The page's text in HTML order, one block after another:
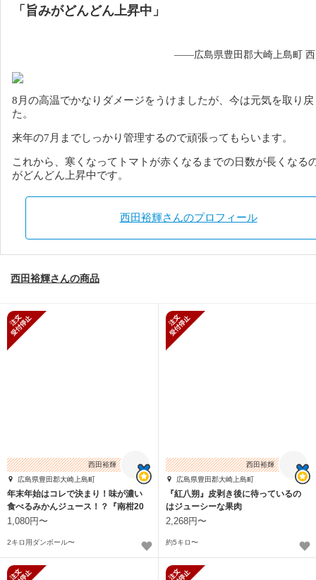
「旨みがどんどん上昇中」
——広島県豊田郡大崎上島町 西
8月の高温でかなりダメージをうけましたが、今は元気を取り
た。
来年の7月までしっかり管理するので頑張ってもらいます。
これから、寒くなってトマトが赤くなるまでの日数が長くなる
がどんどん上昇中です。
西田裕輝さんのプロフィール
西田裕輝さんの商品
西田裕輝
広島県豊田郡大崎上島町
年末年始はコレで決まり！味が濃い
食べるみかんジュース！？『南柑20
号』
1,080円〜
2キロ用ダンボール〜
西田裕輝
広島県豊田郡大崎上島町
『紅八朔』皮剥き後に待っているの
はジューシーな果肉
2,268円〜
約5キロ〜